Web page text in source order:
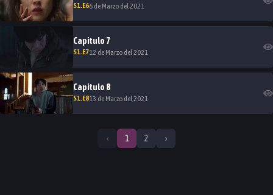
S1.E66 de Marzo del 2021
Capitulo 7
S1.E712 de Marzo del 2021
Capitulo 8
S1.E813 de Marzo del 2021
‹ 1 2 ›